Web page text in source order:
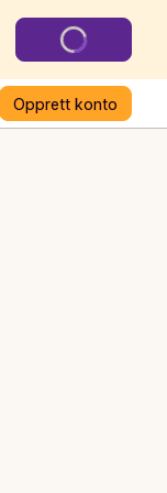
Opprett konto